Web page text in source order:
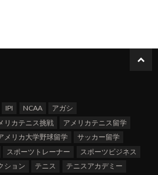
IPI NCAA
アガシ
リカテニス挑戦
アメリカテニス留学
メリカ大学野球留学
サッカー留学
スポーツトレーナー
スポーツビジネス
ション テニス
テニスアカデミー